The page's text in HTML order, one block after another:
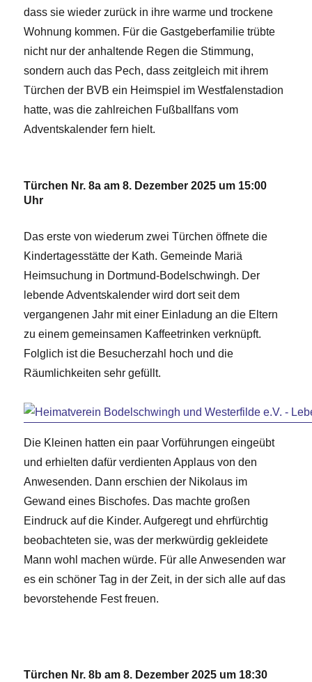
dass sie wieder zurück in ihre warme und trockene
Wohnung kommen. Für die Gastgeberfamilie trübte
nicht nur der anhaltende Regen die Stimmung,
sondern auch das Pech, dass zeitgleich mit ihrem
Türchen der BVB ein Heimspiel im Westfalenstadion
hatte, was die zahlreichen Fußballfans vom
Adventskalender fern hielt.
Türchen Nr. 8a am 8. Dezember 2025 um 15:00
Uhr
Das erste von wiederum zwei Türchen öffnete die
Kindertagesstätte der Kath. Gemeinde Mariä
Heimsuchung in Dortmund-Bodelschwingh. Der
lebende Adventskalender wird dort seit dem
vergangenen Jahr mit einer Einladung an die Eltern
zu einem gemeinsamen Kaffeetrinken verknüpft.
Folglich ist die Besucherzahl hoch und die
Räumlichkeiten sehr gefüllt.
Die Kleinen hatten ein paar Vorführungen eingeübt
und erhielten dafür verdienten Applaus von den
Anwesenden. Dann erschien der Nikolaus im
Gewand eines Bischofes. Das machte großen
Eindruck auf die Kinder. Aufgeregt und ehrfürchtig
beobachteten sie, was der merkwürdig gekleidete
Mann wohl machen würde. Für alle Anwesenden war
es ein schöner Tag in der Zeit, in der sich alle auf das
bevorstehende Fest freuen.
Türchen Nr. 8b am 8. Dezember 2025 um 18:30